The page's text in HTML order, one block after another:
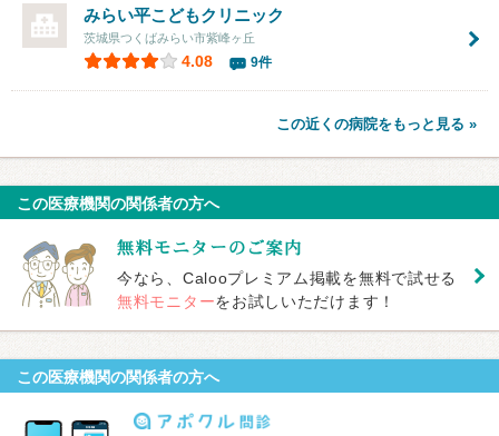
みらい平こどもクリニック
茨城県つくばみらい市紫峰ヶ丘
4.08 9件
この近くの病院をもっと見る »
この医療機関の関係者の方へ
今なら、Calooプレミアム掲載を無料で試せる
無料モニターをお試しいただけます！
この医療機関の関係者の方へ